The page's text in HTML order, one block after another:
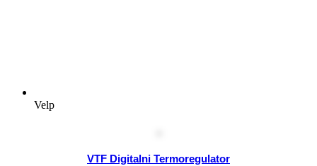
Velp
VTF Digitalni Termoregulator